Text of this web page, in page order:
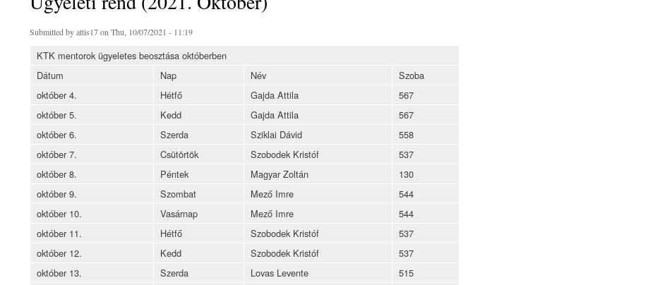
Submitted byattis17on Thu, 10/07/2021 - 11:19
KTK mentorok ügyeletes beosztása októberben
Dátum
Nap Név
Szoba
október 4.
Hétfő Gajda Attila
567
október 5.
Kedd Gajda Attila
567
október 6.
Szerda Sziklai Dávid
558
október 7.
Csütörtök Szobodek Kristóf
537
október 8.
Péntek Magyar Zoltán
130
október 9.
Szombat Mező Imre
544
október 10.
Vasárnap Mező Imre
544
október 11.
Hétfő Szobodek Kristóf
537
október 12.
Kedd Szobodek Kristóf
537
október 13.
Szerda Lovas Levente
515